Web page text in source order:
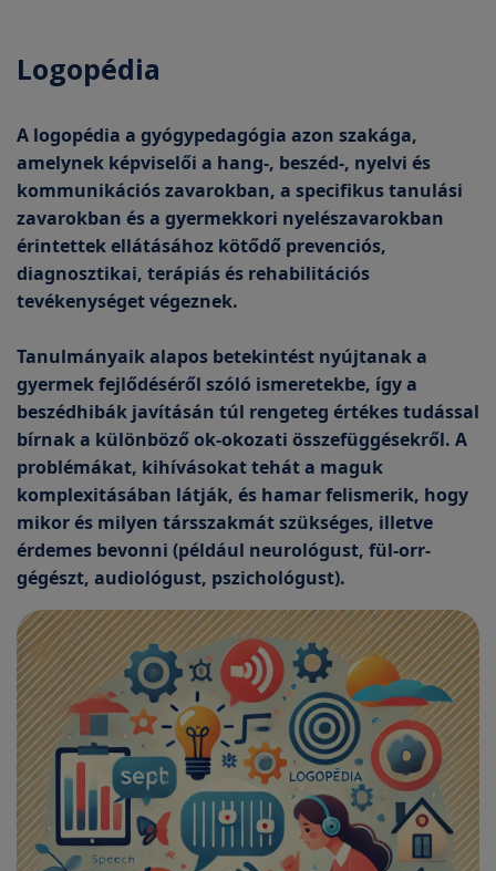
Logopédia
A logopédia a gyógypedagógia azon szakága,
amelynek képviselői a hang-, beszéd-, nyelvi és
kommunikációs zavarokban, a specifikus tanulási
zavarokban és a gyermekkori nyelészavarokban
érintettek ellátásához kötődő prevenciós,
diagnosztikai, terápiás és rehabilitációs
tevékenységet végeznek.
Tanulmányaik alapos betekintést nyújtanak a
gyermek fejlődéséről szóló ismeretekbe, így a
beszédhibák javításán túl rengeteg értékes tudással
bírnak a különböző ok-okozati összefüggésekről. A
problémákat, kihívásokat tehát a maguk
komplexitásában látják, és hamar felismerik, hogy
mikor és milyen társszakmát szükséges, illetve
érdemes bevonni (például neurológust, fül-orr-
gégészt, audiológust, pszichológust).